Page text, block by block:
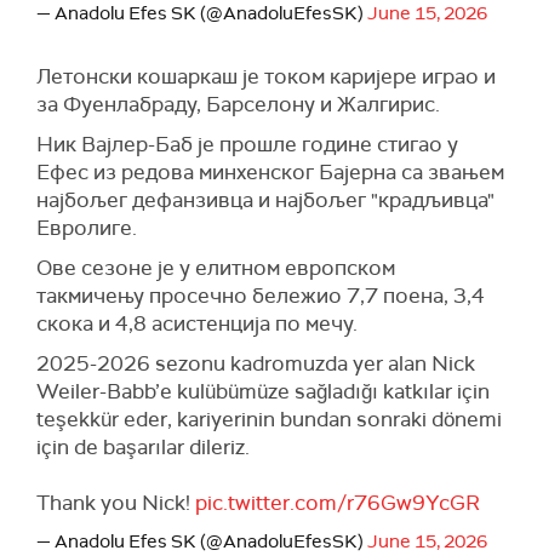
— Anadolu Efes SK (@AnadoluEfesSK) June 15, 2026
Летонски кошаркаш је током каријере играо и
за Фуенлабраду, Барселону и Жалгирис.
Ник Вајлер-Баб је прошле године стигао у
Ефес из редова минхенског Бајерна са звањем
најбољег дефанзивца и најбољег "крадљивца"
Евролиге.
Ове сезоне је у елитном европском
такмичењу просечно бележио 7,7 поена, 3,4
скока и 4,8 асистенција по мечу.
2025-2026 sezonu kadromuzda yer alan Nick
Weiler-Babb’e kulübümüze sağladığı katkılar için
teşekkür eder, kariyerinin bundan sonraki dönemi
için de başarılar dileriz.
Thank you Nick! pic.twitter.com/r76Gw9YcGR
— Anadolu Efes SK (@AnadoluEfesSK) June 15, 2026